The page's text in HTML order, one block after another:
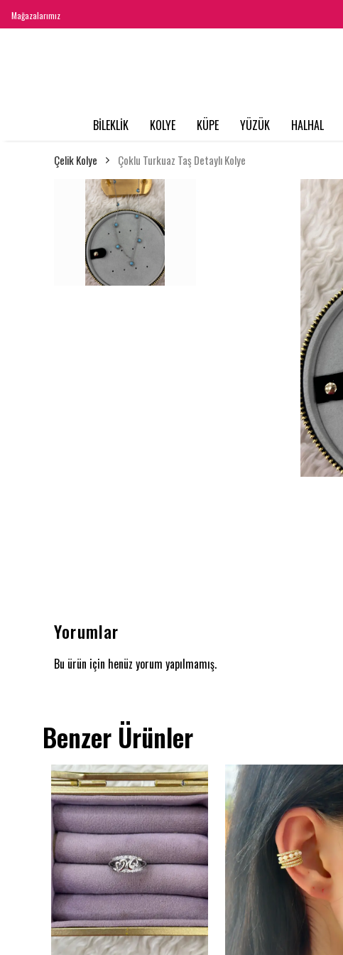
Mağazalarımız
BİLEKLİK KOLYE KÜPE YÜZÜK HALHAL
Çelik Kolye Çoklu Turkuaz Taş Detaylı Kolye
Yorumlar
Bu ürün için henüz yorum yapılmamış.
Benzer Ürünler